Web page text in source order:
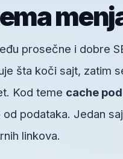
prosečne i dobre
šta koči sajt, zatim
Kod teme cache
podataka. Jedan
linkova.